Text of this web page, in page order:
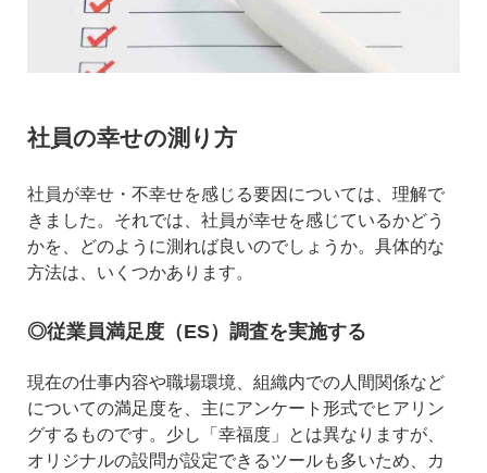
社員の幸せの測り方
社員が幸せ・不幸せを感じる要因については、理解で
きました。それでは、社員が幸せを感じているかどう
かを、どのように測れば良いのでしょうか。具体的な
方法は、いくつかあります。
◎従業員満足度（ES）調査を実施する
現在の仕事内容や職場環境、組織内での人間関係など
についての満足度を、主にアンケート形式でヒアリン
グするものです。少し「幸福度」とは異なりますが、
オリジナルの設問が設定できるツールも多いため、カ